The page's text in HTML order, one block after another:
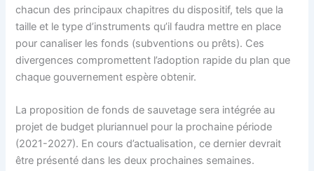
chacun des principaux chapitres du dispositif, tels que la
taille et le type d’instruments qu’il faudra mettre en place
pour canaliser les fonds (subventions ou prêts). Ces
divergences compromettent l’adoption rapide du plan que
chaque gouvernement espère obtenir.
La proposition de fonds de sauvetage sera intégrée au
projet de budget pluriannuel pour la prochaine période
(2021-2027). En cours d’actualisation, ce dernier devrait
être présenté dans les deux prochaines semaines.